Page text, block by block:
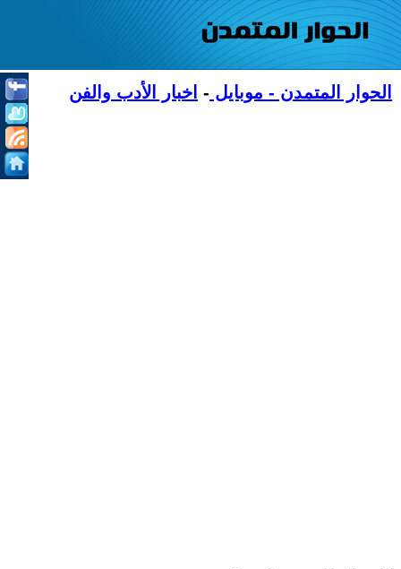
الحوار المتمدن - موبايل - اخبار الأدب والفن